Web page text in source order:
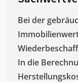
Bei der
In die